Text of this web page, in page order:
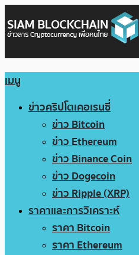
เมนู
ข่าวคริปโตเคอเรนซี่
ข่าว Bitcoin
ข่าว Ethereum
ข่าว Binance Coin
ข่าว Dogecoin
ข่าว Ripple (XRP)
ราคาและการวิเคราะห์
ราคา Bitcoin
ราคา Ethereum